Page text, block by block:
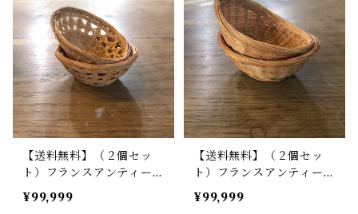
【送料無料】（２個セッ
ト）フランスアンティー
ク ディネットグッズ 小
さなパニエ かご ドール
¥99,999
【送料無料】（２個セッ
ト）フランスアンティー
ク ディネットグッズ 小
さなパニエ かご ドール
¥99,999